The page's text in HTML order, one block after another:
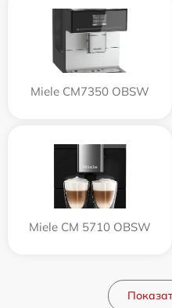
Miele CM7350 OBSW
Miele CM 5710 OBSW